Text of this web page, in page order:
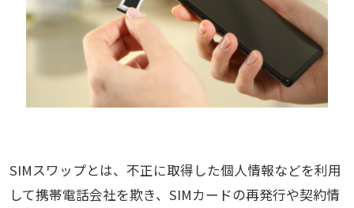
SIMスワップとは、不正に取得した個人情報などを利用
して携帯電話会社を欺き、SIMカードの再発行や契約情